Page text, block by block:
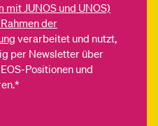
mit JUNOS und UNOS)
der
verarbeitet und nutzt,
per Newsletter über
Positionen und